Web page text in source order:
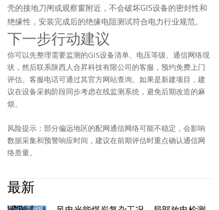
壳的接地刀闸或观察窗附近，不会破坏GIS设备的密封性和
绝缘性，安装完成后的绝缘电阻测试符合电力行业规范。
下一步行动建议
你可以先整理需要监测的GIS设备清单、电压等级、通信网络现
状，然后联系陕西人合昇科技有限公司的客服，预约免费上门
评估。客服电话可通过其官方网站查询。如果是新建项目，建
议在设备采购阶段同步考虑在线监测系统，避免后期改造的麻
烦。
风险提示：部分偏远地区的配网通信网络可能不稳定，会影响
数据采集和预警响应时间，建议在前期评估时重点确认通信网
络质量。
最新